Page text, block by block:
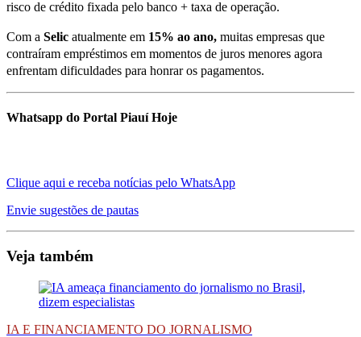
risco de crédito fixada pelo banco + taxa de operação.
Com a Selic atualmente em 15% ao ano, muitas empresas que
contraíram empréstimos em momentos de juros menores agora
enfrentam dificuldades para honrar os pagamentos.
Whatsapp do Portal Piauí Hoje
Clique aqui e receba notícias pelo WhatsApp
Envie sugestões de pautas
Veja também
IA E FINANCIAMENTO DO JORNALISMO